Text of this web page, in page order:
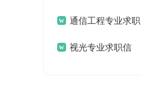
通信工程专业求职
信 视光专业求职信